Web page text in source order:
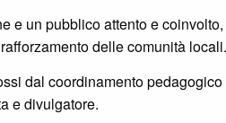
e un pubblico attento e
delle comunità locali.
dal coordinamento
e divulgatore.